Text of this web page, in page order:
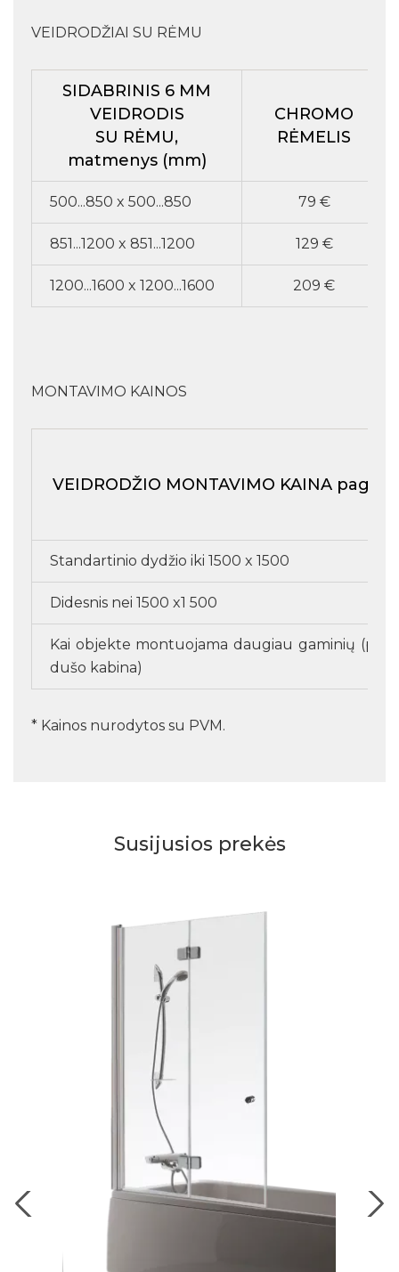
VEIDRODŽIAI SU RĖMU
SIDABRINIS 6 MM
VEIDRODIS
SU RĖMU,
matmenys (mm)
CHROMO
RĖMELIS
500...850 x 500...850 79 €
851...1200 x 851...1200 129 €
1200...1600 x 1200...1600 209 €
MONTAVIMO KAINOS
VEIDRODŽIO MONTAVIMO KAINA pagal
Standartinio dydžio iki 1500 x 1500
Didesnis nei 1500 x1 500
Kai objekte montuojama daugiau gaminių (pvz.
dušo kabina)
* Kainos nurodytos su PVM.
Susijusios prekės